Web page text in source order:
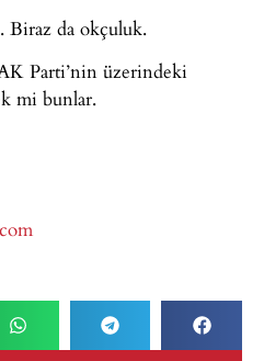
Biraz da okçuluk.
Parti’nin üzerindeki
mi bunlar.